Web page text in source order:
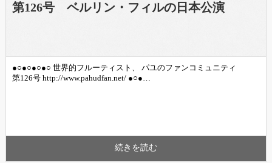
第126号 ベルリン・フィルの日本公演
●○●○●○●○ 世界的フルーティスト、 パユのファンコミュニティ
第126号 http://www.pahudfan.net/ ●○●…
続きを読む